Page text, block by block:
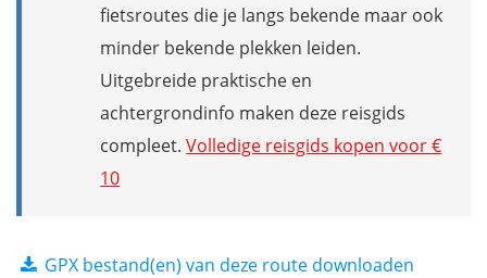
fietsroutes die je langs bekende maar ook
minder bekende plekken leiden.
Uitgebreide praktische en
achtergrondinfo maken deze reisgids
compleet.Volledige reisgids kopen voor €
10
GPX bestand(en) van deze route downloaden